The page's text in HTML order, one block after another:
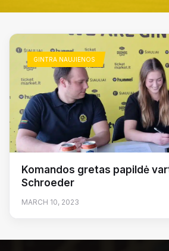
GINTRA NAUJIENOS
Komandos gretas papildė
Schroeder
MARCH 10, 2023